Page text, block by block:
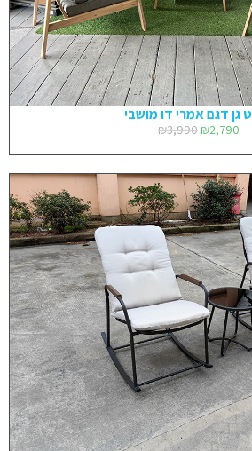
גן דגם אמרי דו מושבי
₪3,990 ₪2,790